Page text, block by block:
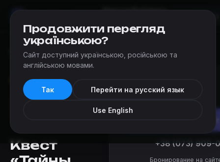
КвестыДобавить
Квесты › 7quests (Киев) Тайны пирамид
Квест
от 900 ₴
+38 (073) 909-
Бронирование на
Продовжити перегляд
українською?
Сайт доступний українською, російською та
англійською мовами.
Так Перейти на русский язык
Use English